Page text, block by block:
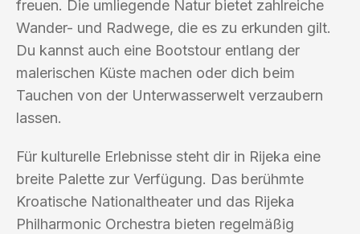
freuen. Die umliegende Natur bietet zahlreiche
Wander- und Radwege, die es zu erkunden gilt.
Du kannst auch eine Bootstour entlang der
malerischen Küste machen oder dich beim
Tauchen von der Unterwasserwelt verzaubern
lassen.
Für kulturelle Erlebnisse steht dir in Rijeka eine
breite Palette zur Verfügung. Das berühmte
Kroatische Nationaltheater und das Rijeka
Philharmonic Orchestra bieten regelmäßig